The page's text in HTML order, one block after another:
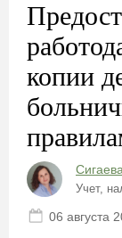
копии
Учет,
06 августа